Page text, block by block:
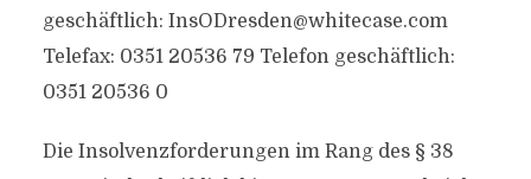
geschäftlich: InsODresden@whitecase.com
Telefax: 0351 20536 79 Telefon geschäftlich:
0351 20536 0
Die Insolvenzforderungen im Rang des § 38